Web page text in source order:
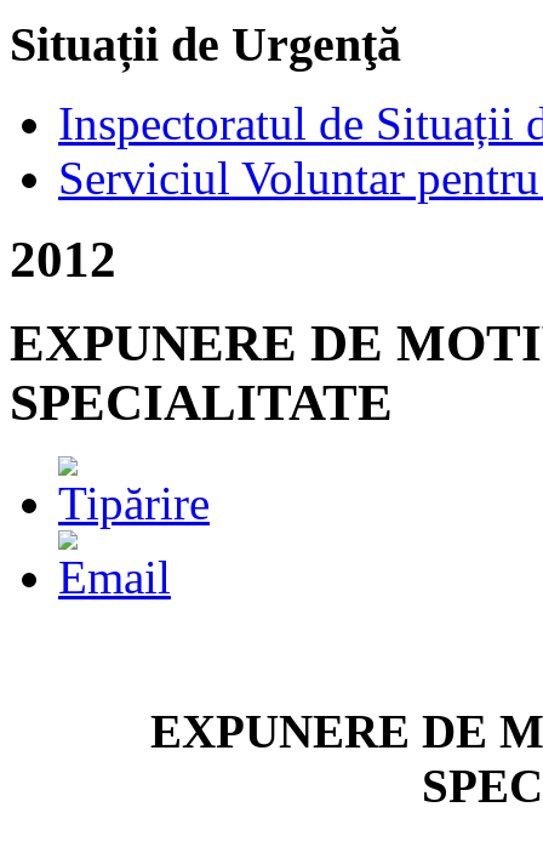
Situații de Urgenţă
Inspectoratul de Situații
Serviciul Voluntar
2012
EXPUNERE DE
SPECIALITATE
EXPUNERE DE